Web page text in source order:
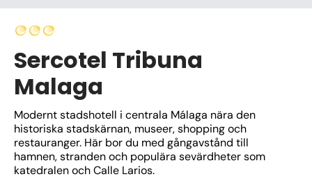
Sercotel Tribuna
Malaga
Modernt stadshotell i centrala Málaga nära den
historiska stadskärnan, museer, shopping och
restauranger. Här bor du med gångavstånd till
hamnen, stranden och populära sevärdheter som
katedralen och Calle Larios.